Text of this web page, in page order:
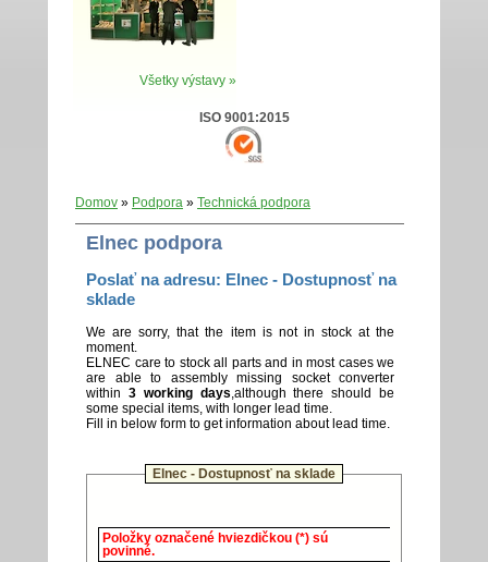
Všetky výstavy »
ISO 9001:2015
Domov » Podpora » Technická podpora
Elnec podpora
Poslať na adresu: Elnec - Dostupnosť na
sklade
We are sorry, that the item is not in stock at the
moment.
ELNEC care to stock all parts and in most cases we
are able to assembly missing socket converter
within 3 working days,although there should be
some special items, with longer lead time.
Fill in below form to get information about lead time.
Elnec - Dostupnosť na sklade
Elnec
Položky označené hviezdičkou (*) sú
povinné.